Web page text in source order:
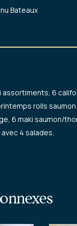
Bateaux
assortiments, 6
rolls
6 maki saumon/
4 salades.